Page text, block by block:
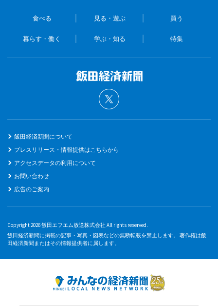
食べる 見る・遊ぶ 買う
暮らす・働く 学ぶ・知る 特集
飯田経済新聞について
プレスリリース・情報提供はこちらから
アクセスデータの利用について
お問い合わせ
広告のご案内
Copyright 2026 飯田エフエム放送株式会社 All rights reserved.
飯田経済新聞に掲載の記事・写真・図表などの無断転載を禁止します。 著作権は飯
田経済新聞またはその情報提供者に属します。